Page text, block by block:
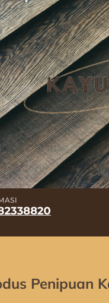
Bengkirai
Murah
Tembalun
Kayu
Kamper Medan
Lantai Kayu
Kamper Samarinda
Penipuan